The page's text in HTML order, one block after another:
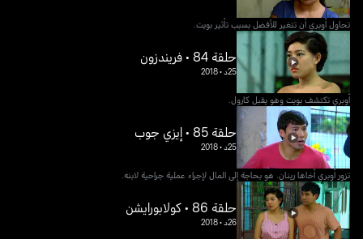
تحاول أوبري أن تتغير للأفضل بسبب تأثير بويت.
حلقة 84 • فريندزون
25د •
2018
أوبري تكتشف بويت وهو يقبل كارول.
حلقة 85 • إيزي جوب
25د •
2018
تزور أوبري أخاها رينان. هو بحاجة إلى المال لإجراء عملية جراحية لابنه.
حلقة 86 • كولابورايشن
26د •
2018